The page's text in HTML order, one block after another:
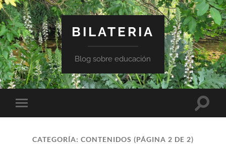
BILATERIA
Blog sobre educación
Alternar
el
móvil
CATEGORÍA: CONTENIDOS (PÁGINA 2 DE 2)